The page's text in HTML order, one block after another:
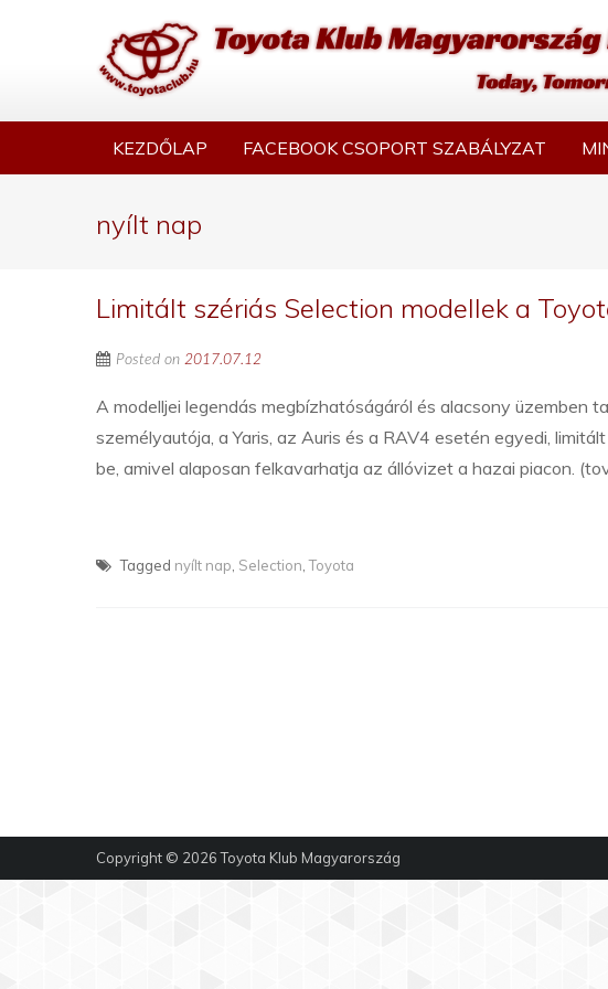
KEZDŐLAP FACEBOOK CSOPORT SZABÁLYZAT
nyílt nap
Limitált szériás Selection modellek a
Posted on 2017.07.12
A modelljei legendás megbízhatóságáról és alacsony üzemben
személyautója, a Yaris, az Auris és a RAV4 esetén egyedi,
be, amivel alaposan felkavarhatja az állóvizet a hazai piacon.
Tagged nyílt nap Selection ,Toyota
Copyright © 2026Toyota Klub Magyarország